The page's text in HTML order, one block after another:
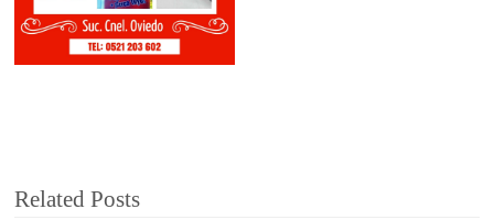
Related Posts